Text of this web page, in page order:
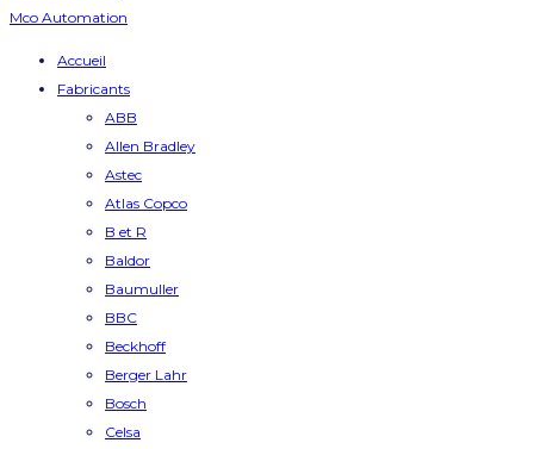
Mco Automation
Accueil
Fabricants
ABB
Allen Bradley
Astec
Atlas Copco
B et R
Baldor
Baumuller
BBC
Beckhoff
Berger Lahr
Bosch
Celsa